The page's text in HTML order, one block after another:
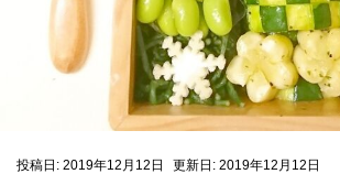
投稿日: 2019年12月12日
更新日: 2019年12月12日